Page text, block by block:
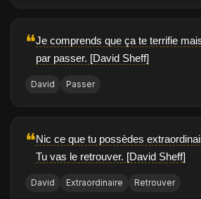
❝Je comprends que ça te terrifie
par passer. [David Sheff]
David Passer
❝Nic ce que tu possèdes
Tu vas le retrouver. [David Sheff]
David Extraordinaire Retrouver